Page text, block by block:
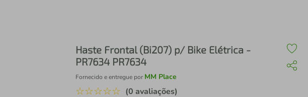
Haste Frontal (Bi207) p/ Bike Elétrica -
PR7634 PR7634
Fornecido e entregue por MM Place
☆☆☆☆☆ (0 avaliações)